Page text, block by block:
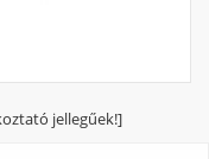
jellegűek!]